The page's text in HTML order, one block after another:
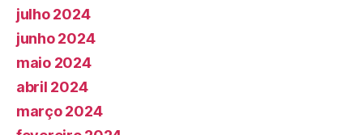
julho 2024
junho 2024
maio 2024
abril 2024
março 2024